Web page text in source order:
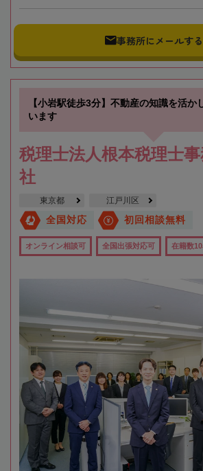
事務所にメールする
【小岩駅徒歩3分】不動産の知識を活か
います
税理士法人根本税理士
社
東京都 江戸川区
全国対応 初回相談無料
オンライン相談可 全国出張対応可 在籍数